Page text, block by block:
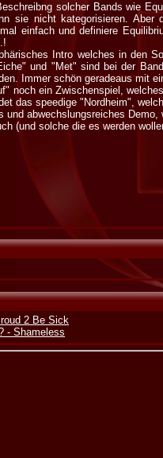
solcher Bands wie
sie nicht kategorisieren.
einfach und definiere
Intro welches in den
und "Met" sind bei der
Immer schön geradeaus mit
noch ein Zwischenspiel,
das speedige "Nordheim",
und abwechslungsreiches
(und solche die es werden
2 Be Sick
- Shameless